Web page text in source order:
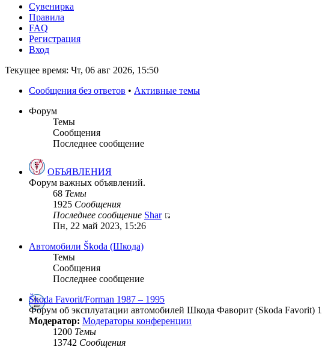
Сувенирка
Правила
FAQ
Регистрация
Вход
Текущее время: Чт, 06 авг 2026, 15:50
Сообщения без ответов • Активные темы
Форум
Темы
Сообщения
Последнее сообщение
ОБЪЯВЛЕНИЯ
Форум важных объявлений.
68 Темы
1925 Сообщения
Последнее сообщение Shar
Пн, 22 май 2023, 15:26
Автомобили Škoda (Шкода)
Темы
Сообщения
Последнее сообщение
Škoda Favorit/Forman 1987 – 1995
Форум об эксплуатации автомобилей Шкода Фаворит (Skoda Favorit)
Модератор: Модераторы конференции
1200 Темы
13742 Сообщения